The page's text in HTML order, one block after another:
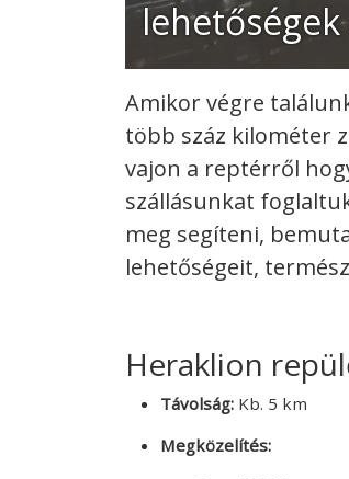
Amikor végre
több száz kilométer
vajon a reptérről
szállásunkat
meg segíteni,
lehetőségeit,
Heraklion
Távolság: Kb. 5 km
Megközelítés: